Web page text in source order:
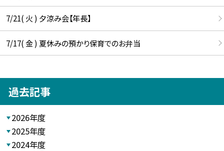
7/21( 火 ) 夕涼み会【年長】
7/17( 金 ) 夏休みの預かり保育でのお弁当
過去記事
2026年度
2025年度
2024年度